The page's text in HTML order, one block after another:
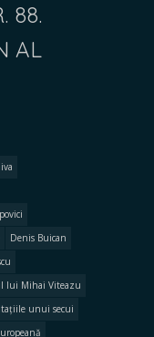
88.
AL
Denis Buican
lui Mihai Viteazu
unui secui